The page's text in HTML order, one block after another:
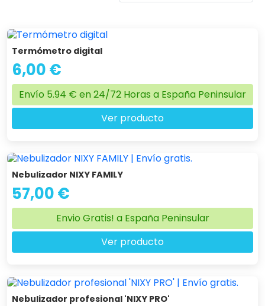
Termómetro digital
6,00 €
Envío 5.94 € en 24/72 Horas a España Peninsular
Ver producto
Nebulizador NIXY FAMILY
57,00 €
Envio Gratis! a España Peninsular
Ver producto
Nebulizador profesional 'NIXY PRO'